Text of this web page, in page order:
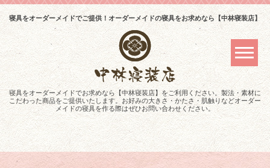
寝具をオーダーメイドでご提供！オーダーメイドの寝具をお求めなら【中林寝装店】
寝具をオーダーメイドでお求めなら【中林寝装店】をご利用ください。製法・素材に
こだわった商品をご提供いたします。お好みの大きさ・かたさ・肌触りなどオーダー
メイドの寝具を作る際はぜひお問い合わせください。